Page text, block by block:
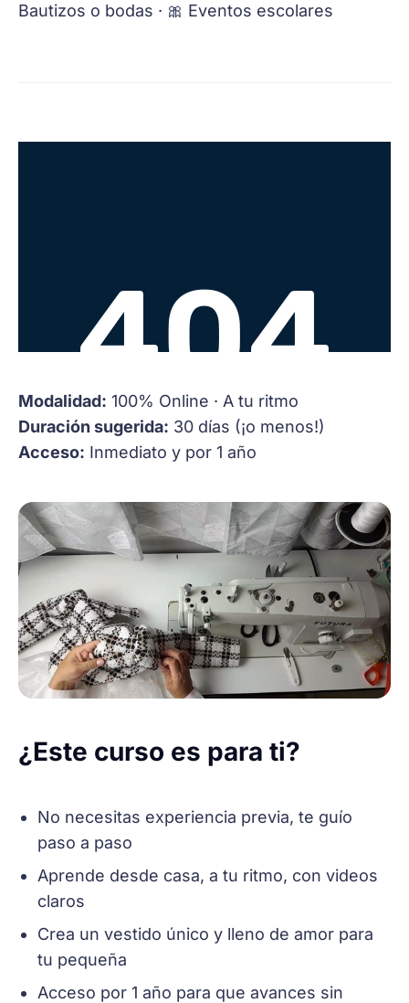
Bautizos o bodas · 🎀 Eventos escolares
Modalidad: 100% Online · A tu ritmo
Duración sugerida: 30 días (¡o menos!)
Acceso: Inmediato y por 1 año
¿Este curso es para ti?
No necesitas experiencia previa, te guío
paso a paso
Aprende desde casa, a tu ritmo, con videos
claros
Crea un vestido único y lleno de amor para
tu pequeña
Acceso por 1 año para que avances sin